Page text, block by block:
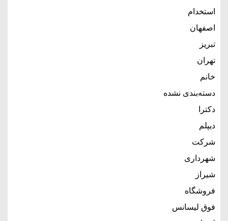
استخدام
اصفهان
تبریز
تهران
خانم
دسته‌بندی نشده
دکترا
دیپلم
شرکت
شهرداری
شیراز
فروشگاه
فوق لیسانس